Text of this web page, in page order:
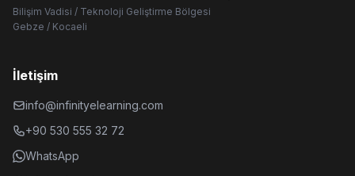
Bilişim Vadisi / Teknoloji Geliştirme Bölgesi
Gebze / Kocaeli
İletişim
info@infinityelearning.com
+90 530 555 32 72
WhatsApp